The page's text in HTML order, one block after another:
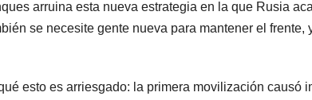
arruina esta nueva estrategia en la que Rusia
se necesite gente nueva para mantener el frente,
esto es arriesgado: la primera movilización causó